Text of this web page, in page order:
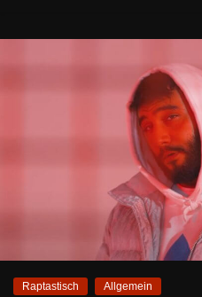
Raptastisch Allgemein